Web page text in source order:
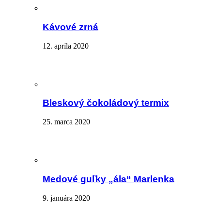
Kávové zrná
12. apríla 2020
Bleskový čokoládový termix
25. marca 2020
Medové guľky „ála“ Marlenka
9. januára 2020